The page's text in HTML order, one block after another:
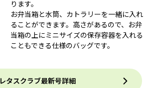
ります。
お弁当箱と水筒、カトラリーを一緒に入れ
ることができます。高さがあるので、お弁
当箱の上にミニサイズの保存容器を入れる
こともできる仕様のバッグです。
レタスクラブ最新号詳細